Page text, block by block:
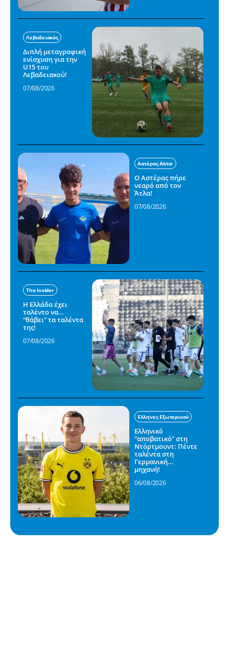
Λεβαδειακός
Διπλή μεταγραφική
ενίσχυση για την
U15 του
Λεβαδειακού!
07/08/2026
Αστέρας Aktor
Ο Αστέρας πήρε
νεαρό από τον
Άτλα!
07/08/2026
The Insider
Η Ελλάδα έχει
ταλέντο να…
“θάβει” τα ταλέντα
της!
07/08/2026
Ελληνες Εξωτερικού
Ελληνικό
“αποβατικό” στη
Ντόρτμουντ: Πέντε
ταλέντα στη
Γερμανική…
μηχανή!
06/08/2026